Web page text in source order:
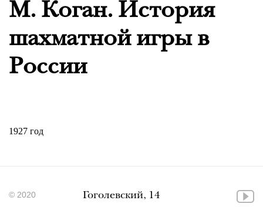
М. Коган. История
шахматной игры в
России
1927 год
© 2020 Гоголевский, 14